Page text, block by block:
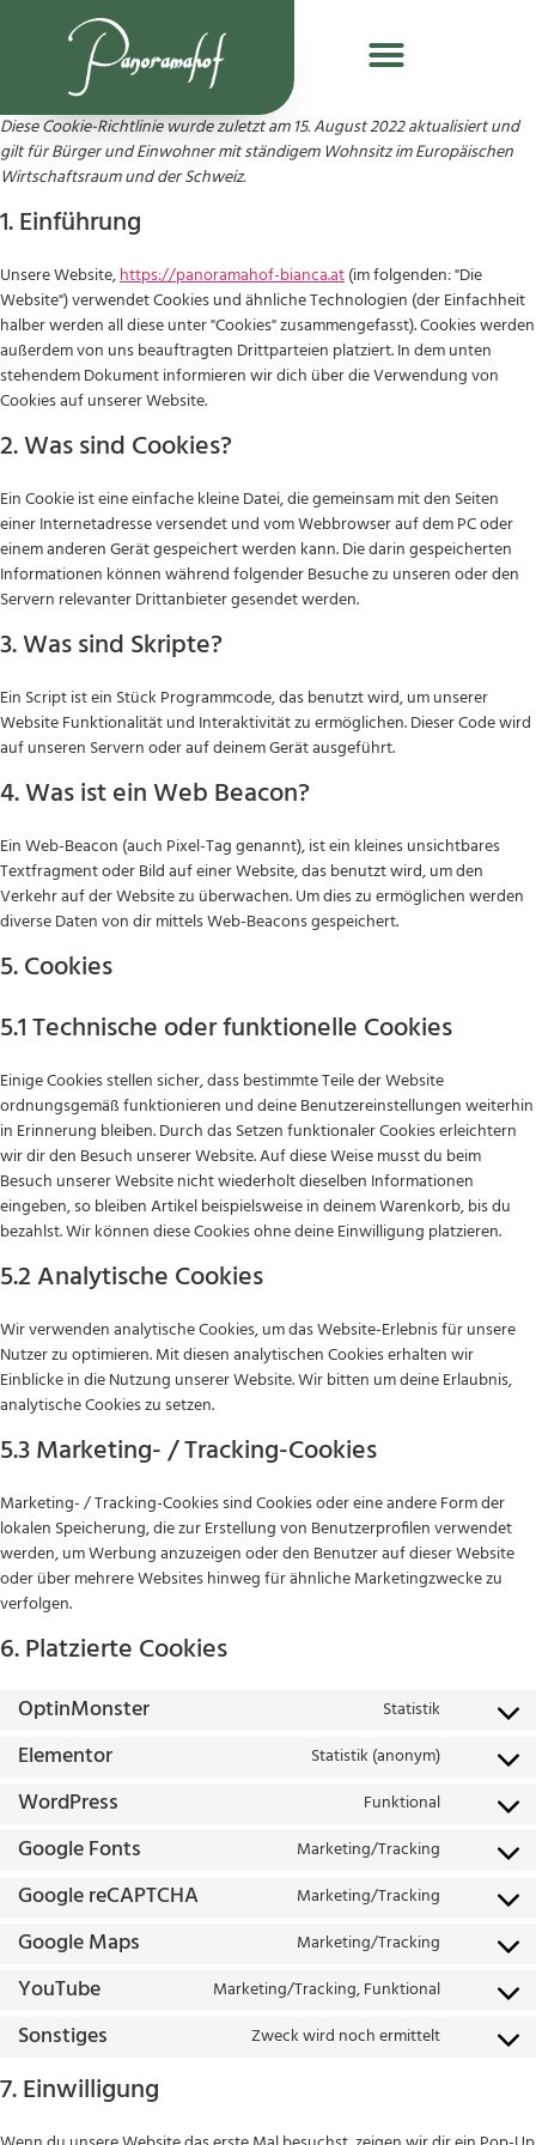
Diese Cookie-Richtlinie wurde zuletzt am 15. August 2022 aktualisiert und
gilt für Bürger und Einwohner mit ständigem Wohnsitz im Europäischen
Wirtschaftsraum und der Schweiz.
1. Einführung
Unsere Website,https://panoramahof-bianca.at(im folgenden: "Die
Website") verwendet Cookies und ähnliche Technologien (der Einfachheit
halber werden all diese unter "Cookies" zusammengefasst). Cookies werden
außerdem von uns beauftragten Drittparteien platziert. In dem unten
stehendem Dokument informieren wir dich über die Verwendung von
Cookies auf unserer Website.
2. Was sind Cookies?
Ein Cookie ist eine einfache kleine Datei, die gemeinsam mit den Seiten
einer Internetadresse versendet und vom Webbrowser auf dem PC oder
einem anderen Gerät gespeichert werden kann. Die darin gespeicherten
Informationen können während folgender Besuche zu unseren oder den
Servern relevanter Drittanbieter gesendet werden.
3. Was sind Skripte?
Ein Script ist ein Stück Programmcode, das benutzt wird, um unserer
Website Funktionalität und Interaktivität zu ermöglichen. Dieser Code wird
auf unseren Servern oder auf deinem Gerät ausgeführt.
4. Was ist ein Web Beacon?
Ein Web-Beacon (auch Pixel-Tag genannt), ist ein kleines unsichtbares
Textfragment oder Bild auf einer Website, das benutzt wird, um den
Verkehr auf der Website zu überwachen. Um dies zu ermöglichen werden
diverse Daten von dir mittels Web-Beacons gespeichert.
5. Cookies
5.1 Technische oder funktionelle Cookies
Einige Cookies stellen sicher, dass bestimmte Teile der Website
ordnungsgemäß funktionieren und deine Benutzereinstellungen weiterhin
in Erinnerung bleiben. Durch das Setzen funktionaler Cookies erleichtern
wir dir den Besuch unserer Website. Auf diese Weise musst du beim
Besuch unserer Website nicht wiederholt dieselben Informationen
eingeben, so bleiben Artikel beispielsweise in deinem Warenkorb, bis du
bezahlst. Wir können diese Cookies ohne deine Einwilligung platzieren.
5.2 Analytische Cookies
Wir verwenden analytische Cookies, um das Website-Erlebnis für unsere
Nutzer zu optimieren. Mit diesen analytischen Cookies erhalten wir
Einblicke in die Nutzung unserer Website. Wir bitten um deine Erlaubnis,
analytische Cookies zu setzen.
5.3 Marketing- / Tracking-Cookies
Marketing- / Tracking-Cookies sind Cookies oder eine andere Form der
lokalen Speicherung, die zur Erstellung von Benutzerprofilen verwendet
werden, um Werbung anzuzeigen oder den Benutzer auf dieser Website
oder über mehrere Websites hinweg für ähnliche Marketingzwecke zu
verfolgen.
6. Platzierte Cookies
OptinMonster Statistik
Elementor Statistik (anonym)
WordPress Funktional
Google Fonts Marketing/Tracking
Google reCAPTCHA Marketing/Tracking
Google Maps Marketing/Tracking
YouTube Marketing/Tracking, Funktional
Sonstiges Zweck wird noch ermittelt
7. Einwilligung